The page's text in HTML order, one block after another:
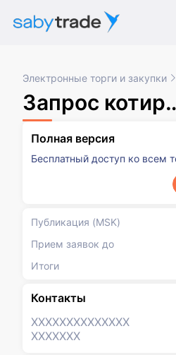
Электронные торги и закупки
Запрос котировок в электронной форме
Полная версия
Бесплатный доступ ко всем
Публикация (MSK)
Прием заявок до
Итоги
Контакты
XXXXXXXXXXXXXX
XXXXXXX